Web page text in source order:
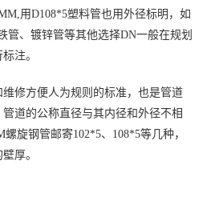
用D108*5塑料管也用外径标明，如
管、镀锌管等其他选择DN一般在规划
注。
修方便人为规则的标准，也是管道
管道的公称直径与其内径和外径不相
旋钢管邮寄102*5、108*5等几种，
厚。